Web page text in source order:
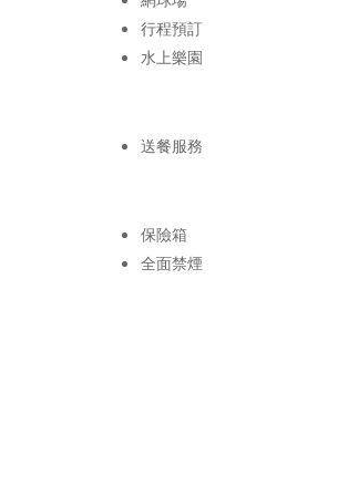
行程預訂
水上樂園
送餐服務
保險箱
全面禁煙